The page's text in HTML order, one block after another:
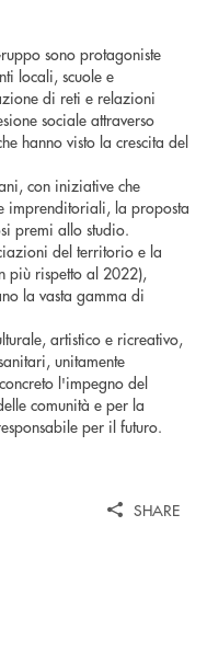
sono protagoniste
locali, scuole e
di reti e relazioni
sociale attraverso
hanno visto la crescita del
con iniziative che
imprenditoriali, la proposta
premi allo studio.
del territorio e la
più rispetto al 2022),
la vasta gamma di
artistico e ricreativo,
unitamente
l'impegno del
comunità e per la
per il futuro.
SHARE